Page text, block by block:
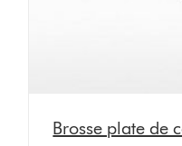
Brosse plate de